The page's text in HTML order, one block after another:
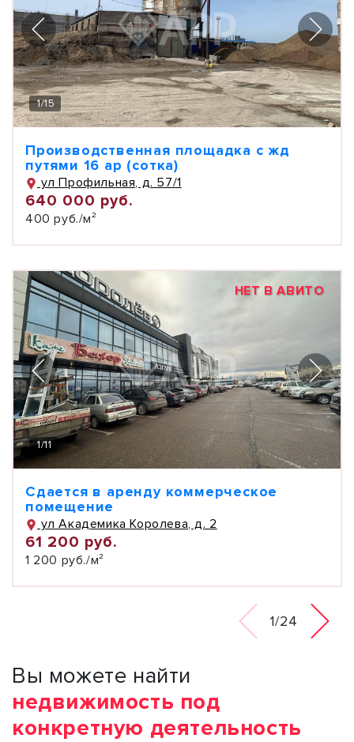
1/15
Производственная площадка с жд
путями 16 ар (сотка)
ул Профильная, д. 57/1
640 000 руб.
400 руб./м²
НЕТ В АВИТО
1/11
Сдается в аренду коммерческое
помещение
ул Академика Королева, д. 2
61 200 руб.
1 200 руб./м²
1/24
Вы можете найти
недвижимость под
конкретную деятельность